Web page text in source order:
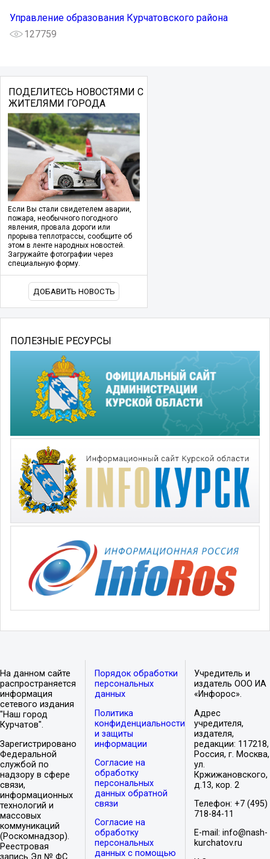
Управление образования Курчатовского района
127759
ПОДЕЛИТЕСЬ НОВОСТЯМИ С
ЖИТЕЛЯМИ ГОРОДА
Если Вы стали свидетелем аварии,
пожара, необычного погодного
явления, провала дороги или
прорыва теплотрассы, сообщите об
этом в ленте народных новостей.
Загружайте фотографии через
специальную форму.
ДОБАВИТЬ НОВОСТЬ
ПОЛЕЗНЫЕ РЕСУРСЫ
На данном сайте
распространяется
информация
сетевого издания
"Наш город
Курчатов".
Зарегистрировано
Федеральной
службой по
надзору в сфере
связи,
информационных
технологий и
массовых
коммуникаций
(Роскомнадзор).
Реестровая
запись Эл № ФС
Порядок обработки
персональных
данных
Политика
конфиденциальности
и защиты
информации
Согласие на
обработку
персональных
данных обратной
связи
Согласие на
обработку
персональных
данных с помощью
Учредитель и
издатель ООО ИА
«Инфорос».
Адрес
учредителя,
издателя,
редакции: 117218,
Россия, г. Москва,
ул.
Кржижановского,
д.13, кор. 2
Телефон: +7 (495)
718-84-11
E-mail: info@nash-
kurchatov.ru